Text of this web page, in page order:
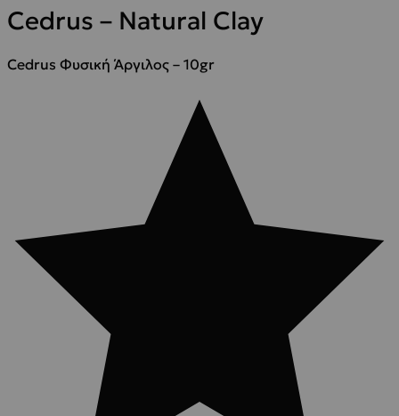
Cedrus – Natural Clay
Cedrus Φυσική Άργιλος – 10gr